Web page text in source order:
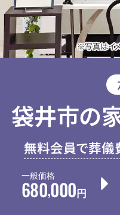
※写真はイメ
袋井市の
無料会員で葬儀
一般価格
680,000 円